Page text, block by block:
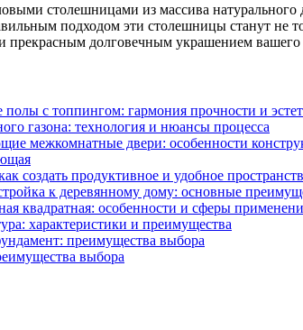
столешницами из массива натурального
подходом эти столешницы станут не
прекрасным долговечным украшением вашего
полы с топпингом: гармония прочности и
газона: технология и нюансы процесса
межкомнатные двери: особенности
создать продуктивное и удобное
к деревянному дому: основные
квадратная: особенности и сферы
характеристики и преимущества
преимущества выбора
выбора